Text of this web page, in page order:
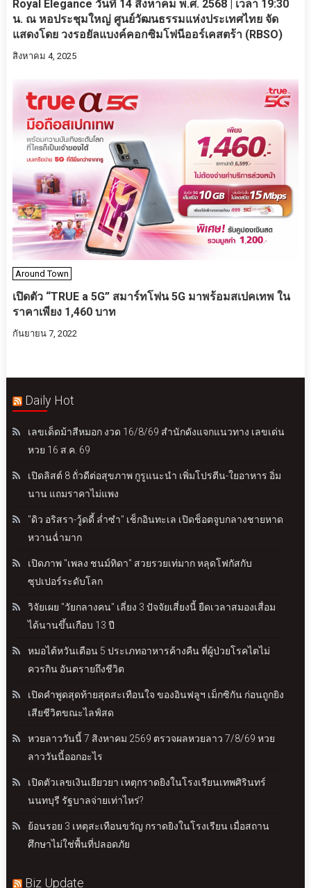
Royal Elegance วันที่ 14 สิงหาคม พ.ศ. 2568 | เวลา 19:30
น. ณ หอประชุมใหญ่ ศูนย์วัฒนธรรมแห่งประเทศไทย จัด
แสดงโดย วงรอยัลแบงค์คอกซิมโฟนีออร์เคสตร้า (RBSO)
สิงหาคม 4, 2025
Around Town
เปิดตัว “TRUE a 5G” สมาร์ทโฟน 5G มาพร้อมสเปคเทพ ใน
ราคาเพียง 1,460 บาท
กันยายน 7, 2022
Daily Hot
เลขเด็ดม้าสีหมอก งวด 16/8/69 สำนักดังแจกแนวทาง เลขเด่น
หวย 16 ส.ค. 69
เปิดลิสต์ 8 ถั่วดีต่อสุขภาพ กูรูแนะนำ เพิ่มโปรตีน-ใยอาหาร อิ่ม
นาน แถมราคาไม่แพง
"ดิว อริสรา-วู้ดดี้ ล่ำซำ" เช็กอินทะเล เปิดช็อตจูบกลางชายหาด
หวานฉ่ำมาก
เปิดภาพ "เพลง ชนม์ทิดา" สวยรวยเท่มาก หลุดโฟกัสกับ
ซุปเปอร์ระดับโลก
วิจัยเผย "วัยกลางคน" เลี่ยง 3 ปัจจัยเสี่ยงนี้ ยืดเวลาสมองเสื่อม
ได้นานขึ้นเกือบ 13 ปี
หมอไต้หวันเตือน 5 ประเภทอาหารค้างคืน ที่ผู้ป่วยโรคไตไม่
ควรกิน อันตรายถึงชีวิต
เปิดคำพูดสุดท้ายสุดสะเทือนใจ ของอินฟลูฯ เม็กซิกัน ก่อนถูกยิง
เสียชีวิตขณะไลฟ์สด
หวยลาววันนี้ 7 สิงหาคม 2569 ตรวจผลหวยลาว 7/8/69 หวย
ลาววันนี้ออกอะไร
เปิดตัวเลขเงินเยียวยา เหตุกราดยิงในโรงเรียนเทพศิรินทร์
นนทบุรี รัฐบาลจ่ายเท่าไหร่?
ย้อนรอย 3 เหตุสะเทือนขวัญ กราดยิงในโรงเรียน เมื่อสถาน
ศึกษาไม่ใช่พื้นที่ปลอดภัย
Biz Update